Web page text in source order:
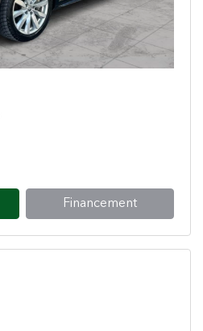
Financement